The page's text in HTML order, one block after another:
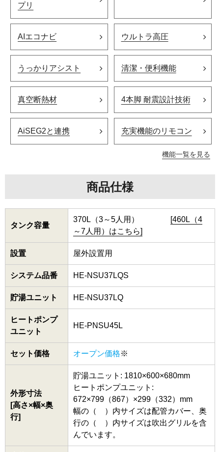
プリ
AIエコナビ ウルトラ高圧
うっかりアシスト 清潔・便利機能
真空断熱材 4本脚 耐震設計技術
AiSEG2と連携 充実機能のリモコン
機能一覧を見る
商品仕様
タンク容量
370L（3～5人用）
[460L（4
～7人用）はこちら]
設置 屋外設置用
システム品番 HE-NSU37LQS
貯湯ユニット HE-NSU37LQ
ヒートポンプ
ユニット
HE-PNSU45L
セット価格 オープン価格※
外形寸法
[高さ×幅×奥
行]
貯湯ユニット: 1810×600×680mm
ヒートポンプユニット:
672×799（867）×299（332）mm
幅の（ ）内サイズは配管カバー、奥
行の（ ）内サイズは吹出グリルを含
んでいます。